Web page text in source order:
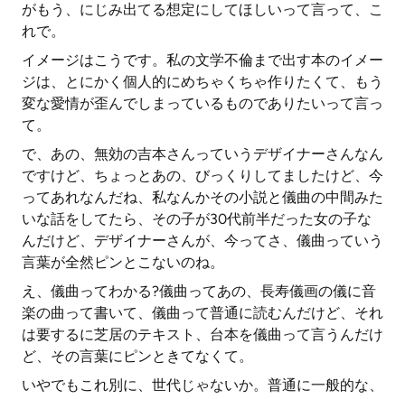
がもう、にじみ出てる想定にしてほしいって言って、こ
れで。
イメージはこうです。私の文学不倫まで出す本のイメー
ジは、とにかく個人的にめちゃくちゃ作りたくて、もう
変な愛情が歪んでしまっているものでありたいって言っ
て。
で、あの、無効の吉本さんっていうデザイナーさんなん
ですけど、ちょっとあの、びっくりしてましたけど、今
ってあれなんだね、私なんかその小説と儀曲の中間みた
いな話をしてたら、その子が30代前半だった女の子な
んだけど、デザイナーさんが、今ってさ、儀曲っていう
言葉が全然ピンとこないのね。
え、儀曲ってわかる?儀曲ってあの、長寿儀画の儀に音
楽の曲って書いて、儀曲って普通に読むんだけど、それ
は要するに芝居のテキスト、台本を儀曲って言うんだけ
ど、その言葉にピンときてなくて。
いやでもこれ別に、世代じゃないか。普通に一般的な、